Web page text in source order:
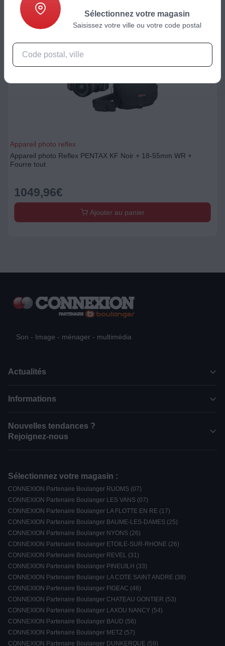
Appareil photo reflex
Appareil photo Reflex PENTAX KF Noir + 18-55mm WR +
Fourre tout
1049,96€
Ajouter au panier
Son - Image - ménager - multimédia
Actualités
Informations
Nouvelles tendances ?
Rejoignez-nous
Sélectionnez votre magasin :
CONNEXION Partenaire Boulanger RUOMS (07)
CONNEXION Partenaire Boulanger LES VANS (07)
CONNEXION Partenaire Boulanger LA FLOTTE EN RE (17)
CONNEXION Partenaire Boulanger BAUME-LES-DAMES (25)
CONNEXION Partenaire Boulanger NYONS (26)
CONNEXION Partenaire Boulanger ETOILE-SUR-RHONE (26)
CONNEXION Partenaire Boulanger REVEL (31)
CONNEXION Partenaire Boulanger PINEUILH (33)
CONNEXION Partenaire Boulanger LA COTE SAINT ANDRE (38)
CONNEXION Partenaire Boulanger FIGEAC (46)
CONNEXION Partenaire Boulanger CHATEAU GONTIER (53)
CONNEXION Partenaire Boulanger LAXOU NANCY (54)
CONNEXION Partenaire Boulanger BAUD (56)
CONNEXION Partenaire Boulanger METZ (57)
CONNEXION Partenaire Boulanger DUNKERQUE (59)
Sélectionnez votre magasin
Saisissez votre ville ou votre code postal